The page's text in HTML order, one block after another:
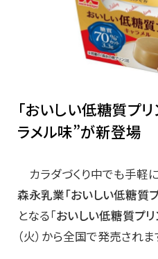
「おいしい低糖質プ
ラメル味”が新登場
カラダづくり中でも手軽
森永乳業「おいしい低糖質プ
となる「おいしい低糖質プリ
（火）から全国で発売されま